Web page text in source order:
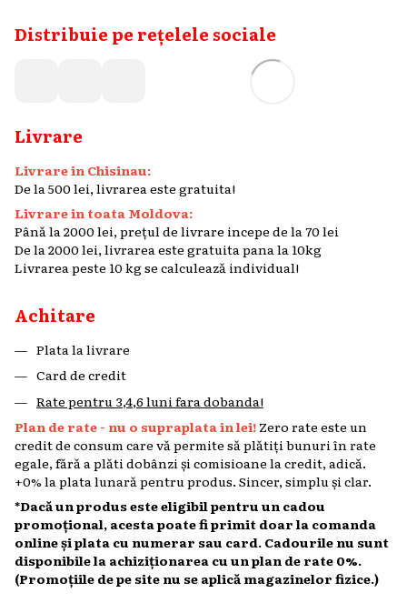
Distribuie pe rețelele sociale
Livrare
Livrare in Chisinau:
De la 500 lei, livrarea este gratuita!
Livrare in toata Moldova:
Până la 2000 lei, prețul de livrare incepe de la 70 lei
De la 2000 lei, livrarea este gratuita pana la 10kg
Livrarea peste 10 kg se calculează individual!
Achitare
Plata la livrare
Card de credit
Rate pentru 3,4,6 luni fara dobanda!
Plan de rate - nu o supraplata in lei! Zero rate este un
credit de consum care vă permite să plătiți bunuri în rate
egale, fără a plăti dobânzi și comisioane la credit, adică.
+0% la plata lunară pentru produs. Sincer, simplu și clar.
*Dacă un produs este eligibil pentru un cadou
promoțional, acesta poate fi primit doar la comanda
online și plata cu numerar sau card. Cadourile nu sunt
disponibile la achiziționarea cu un plan de rate 0%.
(Promoțiile de pe site nu se aplică magazinelor fizice.)